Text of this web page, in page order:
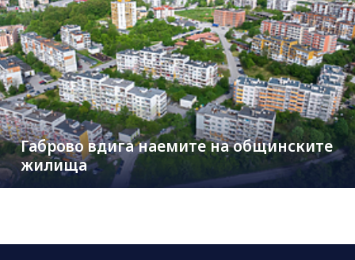
Габрово вдига наемите на общинските
жилища